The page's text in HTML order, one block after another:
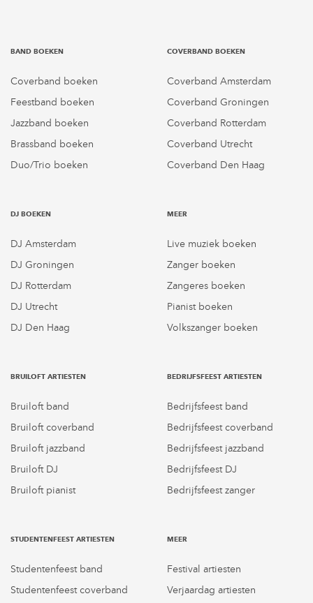
BAND BOEKEN
Coverband boeken
Feestband boeken
Jazzband boeken
Brassband boeken
Duo/Trio boeken
COVERBAND BOEKEN
Coverband Amsterdam
Coverband Groningen
Coverband Rotterdam
Coverband Utrecht
Coverband Den Haag
DJ BOEKEN
DJ Amsterdam
DJ Groningen
DJ Rotterdam
DJ Utrecht
DJ Den Haag
MEER
Live muziek boeken
Zanger boeken
Zangeres boeken
Pianist boeken
Volkszanger boeken
BRUILOFT ARTIESTEN
Bruiloft band
Bruiloft coverband
Bruiloft jazzband
Bruiloft DJ
Bruiloft pianist
BEDRIJFSFEEST ARTIESTEN
Bedrijfsfeest band
Bedrijfsfeest coverband
Bedrijfsfeest jazzband
Bedrijfsfeest DJ
Bedrijfsfeest zanger
STUDENTENFEEST ARTIESTEN
Studentenfeest band
Studentenfeest coverband
MEER
Festival artiesten
Verjaardag artiesten